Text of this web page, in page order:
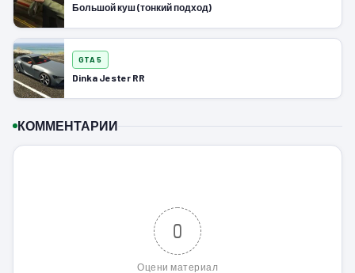
Большой куш (тонкий подход)
GTA 5
Dinka Jester RR
КОММЕНТАРИИ
0
Оцени материал